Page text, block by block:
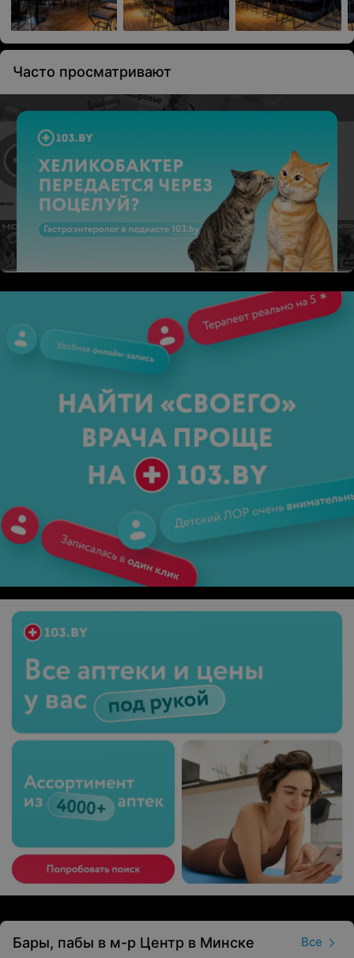
Часто просматривают
Бары, пабы в м-р Центр в Минске Все